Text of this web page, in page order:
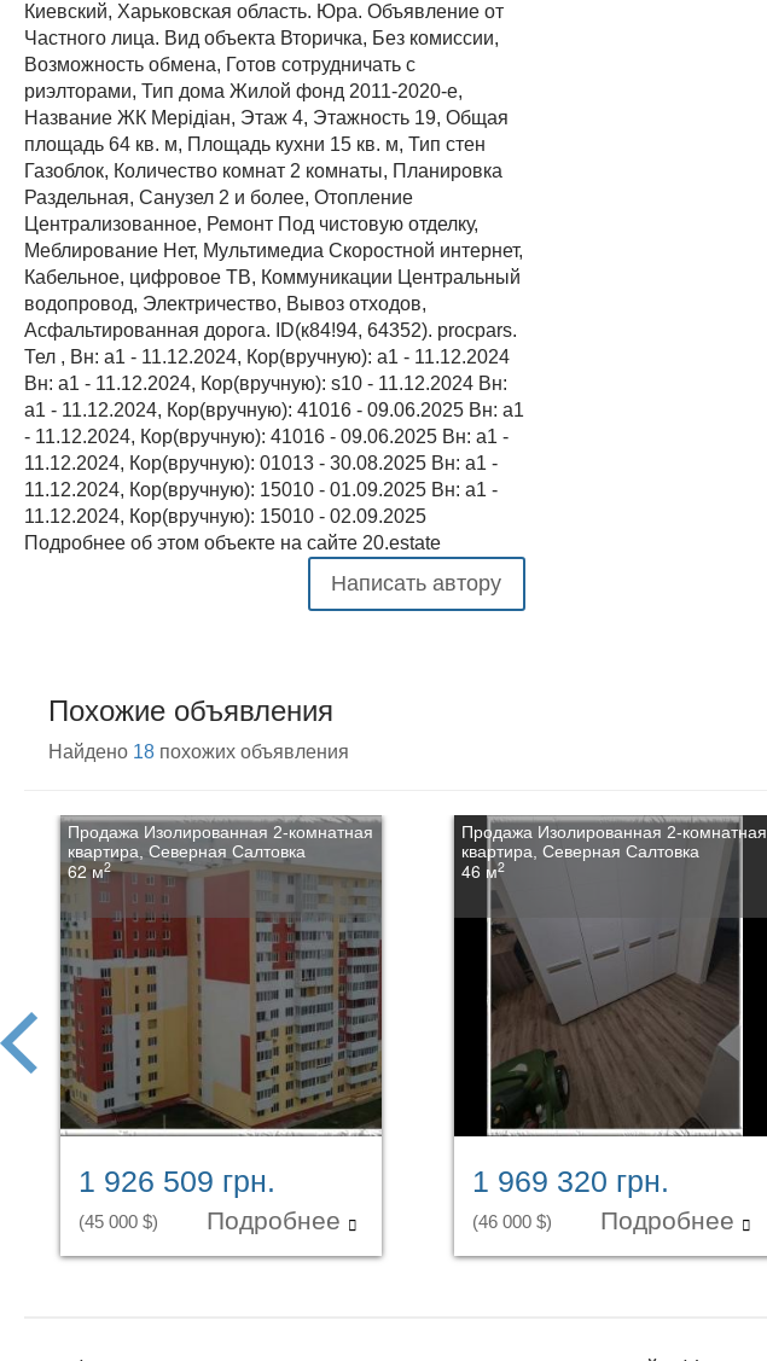
Киевский, Харьковская область. Юра. Объявление от
Частного лица. Вид объекта Вторичка, Без комиссии,
Возможность обмена, Готов сотрудничать с
риэлторами, Тип дома Жилой фонд 2011-2020-е,
Название ЖК Мерідіан, Этаж 4, Этажность 19, Общая
площадь 64 кв. м, Площадь кухни 15 кв. м, Тип стен
Газоблок, Количество комнат 2 комнаты, Планировка
Раздельная, Санузел 2 и более, Отопление
Централизованное, Ремонт Под чистовую отделку,
Меблирование Нет, Мультимедиа Скоростной интернет,
Кабельное, цифровое ТВ, Коммуникации Центральный
водопровод, Электричество, Вывоз отходов,
Асфальтированная дорога. ID(к84!94, 64352). procpars.
Тел , Вн: a1 - 11.12.2024, Кор(вручную): a1 - 11.12.2024
Вн: a1 - 11.12.2024, Кор(вручную): s10 - 11.12.2024 Вн:
a1 - 11.12.2024, Кор(вручную): 41016 - 09.06.2025 Вн: a1
- 11.12.2024, Кор(вручную): 41016 - 09.06.2025 Вн: a1 -
11.12.2024, Кор(вручную): 01013 - 30.08.2025 Вн: a1 -
11.12.2024, Кор(вручную): 15010 - 01.09.2025 Вн: a1 -
11.12.2024, Кор(вручную): 15010 - 02.09.2025
Подробнее об этом объекте на сайте 20.estate
Написать автору
Похожие объявления
Найдено 18 похожих объявления
Продажа Изолированная 2-комнатная
квартира, Северная Салтовка
62 м2
1 926 509 грн.
(45 000 $) Подробнее
Продажа Изолированная 2-комнатная
квартира, Северная Салтовка
46 м2
1 969 320 грн.
(46 000 $) Подробнее
prev